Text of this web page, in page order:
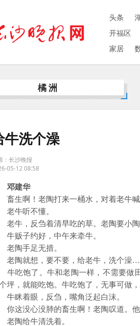
头条
开福区
家居
橘洲
牛洗个澡
：长沙晚报
05-12 08:58
邓建华
生啊！老陶打来一桶水，对着老牛喊
牛听不懂。
牛，反刍着清早吃的草。老陶要小陶
贩子约好，中午来牵牛。
陶手足无措。
陶就想，要不要，给老牛，洗个澡
吃饱了。牛和老陶一样，不需要做田
坪，就能吃饱。牛吃饱了，无事可做
眯着眼，反刍，嘴角泛起白沫。
这没心没肺的畜生啊！老陶叹道。他
陶给牛清洗着。